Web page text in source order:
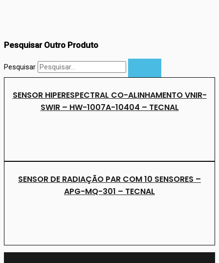
Pesquisar Outro Produto
Pesquisar
SENSOR HIPERESPECTRAL CO-ALINHAMENTO VNIR-
SWIR – HW-1007A-10404 – TECNAL
SENSOR DE RADIAÇÃO PAR COM 10 SENSORES –
APG-MQ-301 – TECNAL